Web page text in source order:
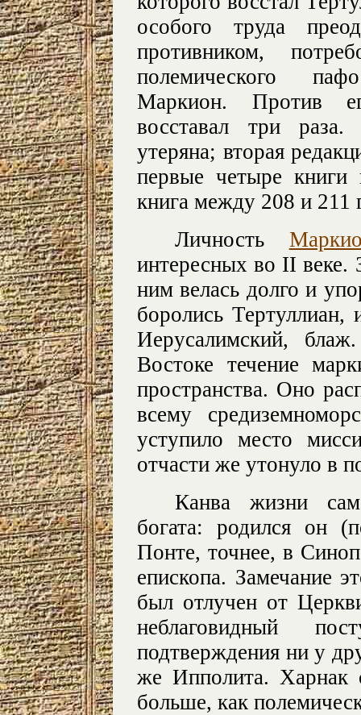
особого труда
противником,
полемического
Маркион. Против
восставал три
утеряна; вторая
первые четыре
книга между 208 и 211
Личность
интересных во II веке.
ним велась долго и
боролись
Иерусалимский,
Востоке течение
пространства. Оно
всему
уступило место
отчасти же утонуло в
Канва жизни
богата: родился он
Понте, точнее, в
епископа. Замечание
был отлучен от
неблаговидный
подтверждения ни у
же Ипполита. Харнак
больше, как